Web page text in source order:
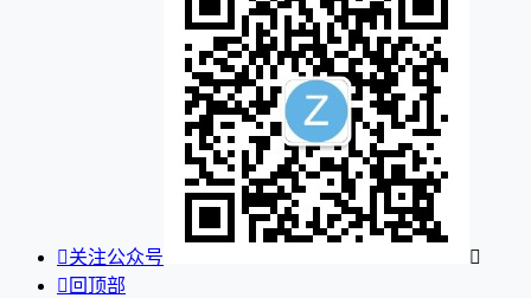
关注公众号

 回顶部